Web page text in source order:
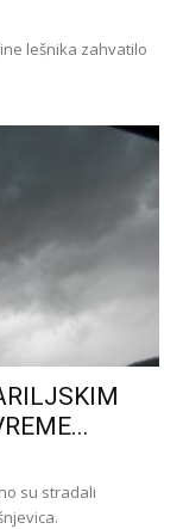
lešnika zahvatilo
su stradali